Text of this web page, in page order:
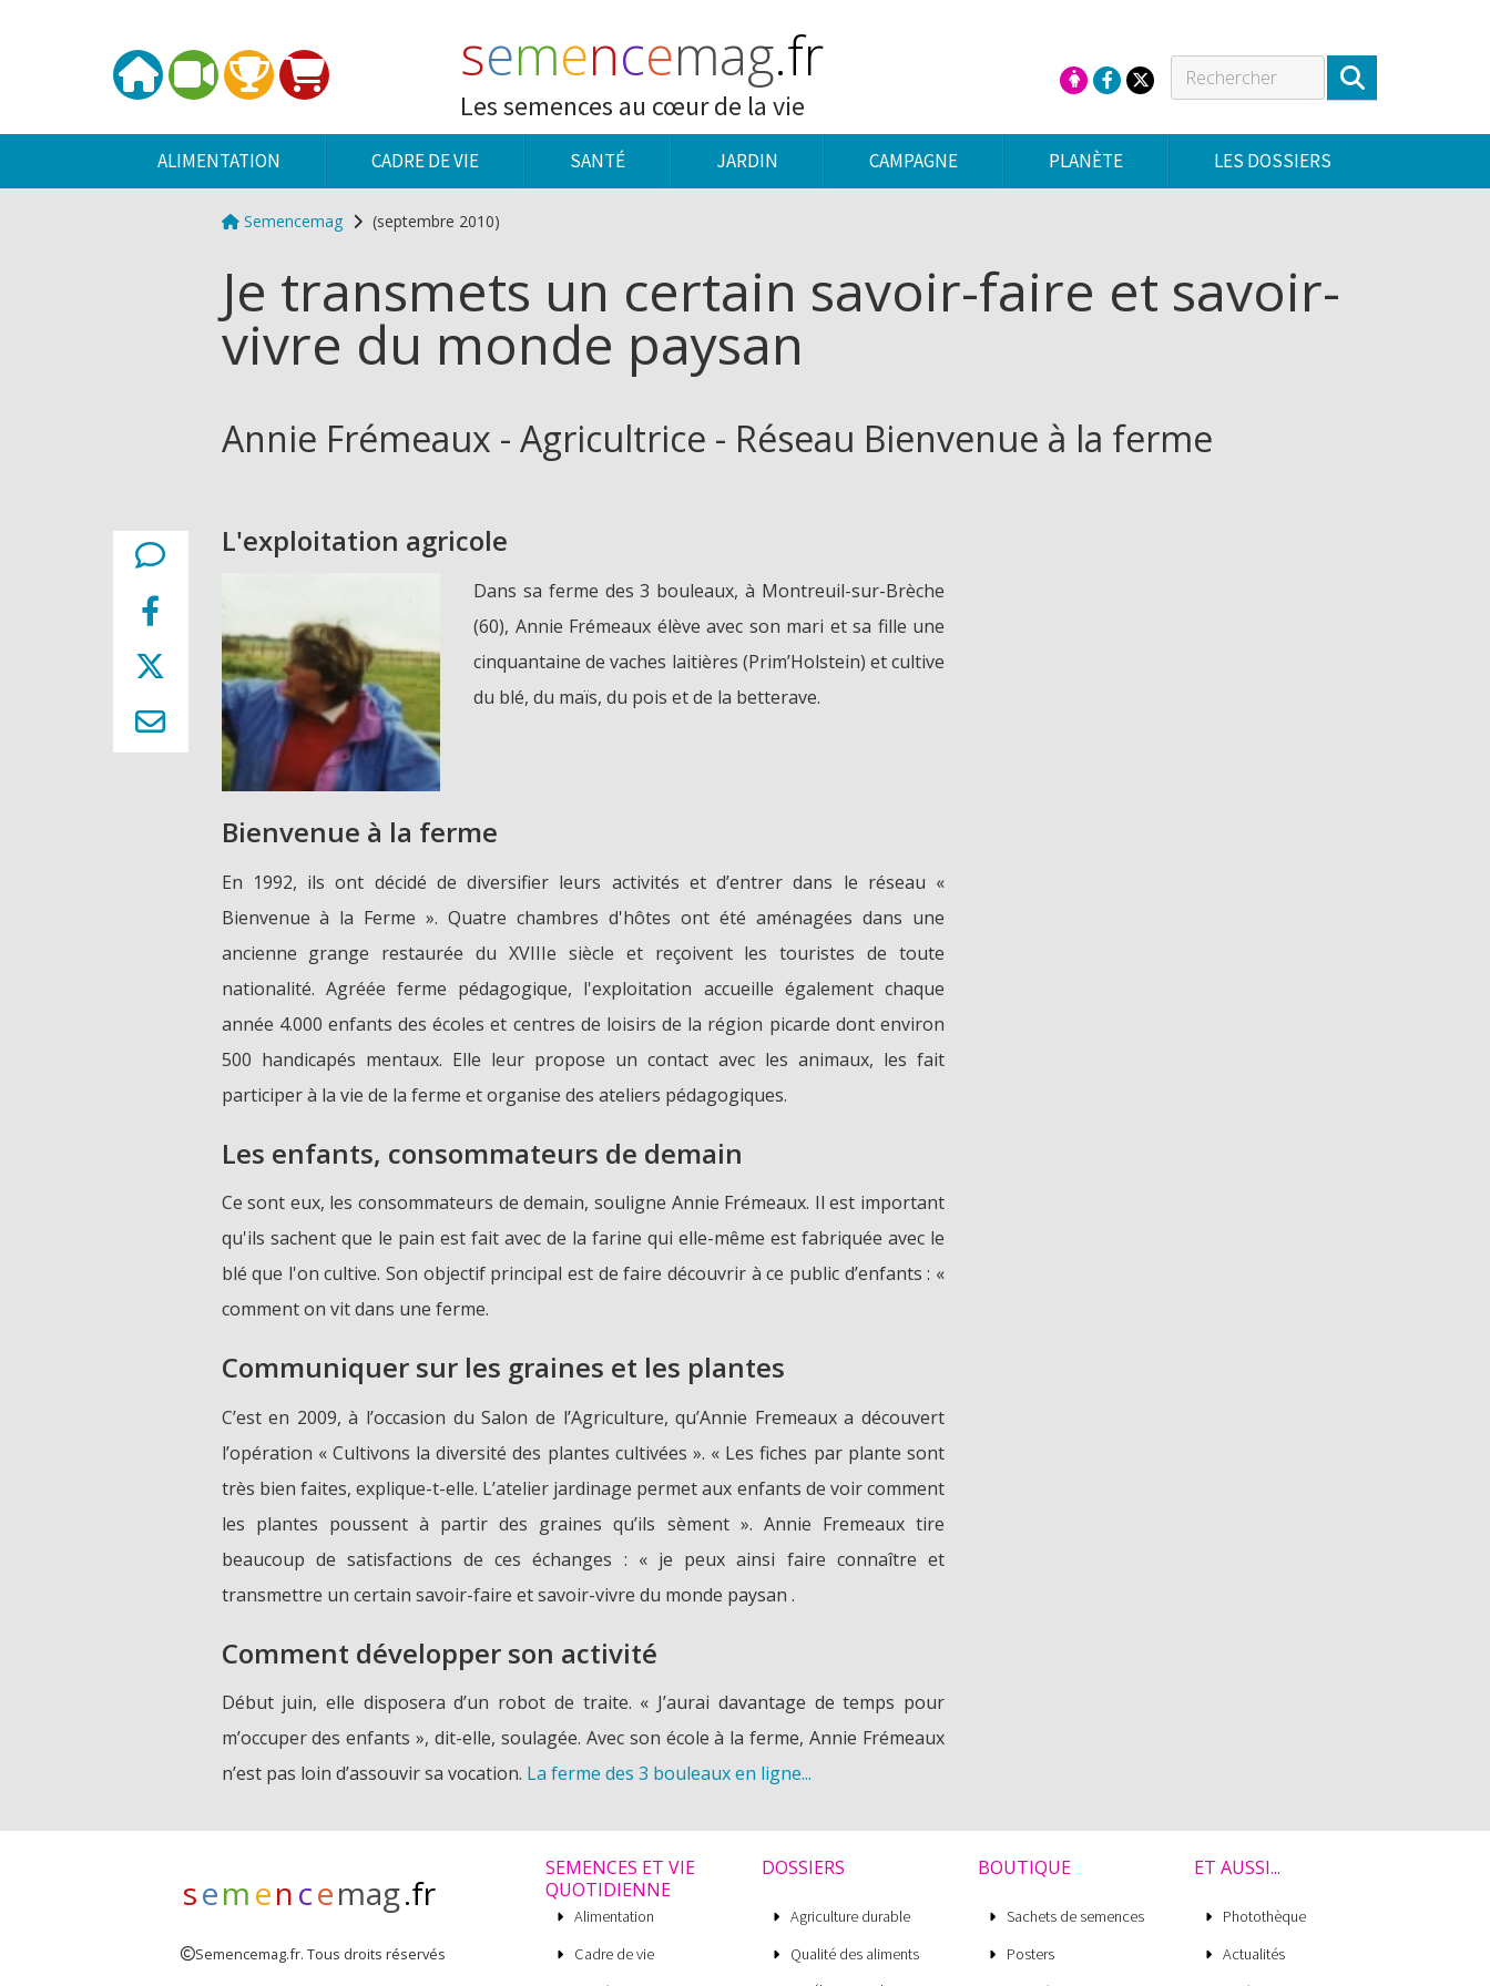
Semencemag (septembre 2010)
Je transmets un certain savoir-faire et savoir-
vivre du monde paysan
Annie Frémeaux - Agricultrice - Réseau Bienvenue à la ferme
L'exploitation agricole
Dans sa ferme des 3 bouleaux, à Montreuil-sur-Brèche
(60), Annie Frémeaux élève avec son mari et sa fille une
cinquantaine de vaches laitières (Prim’Holstein) et cultive
du blé, du maïs, du pois et de la betterave.
Bienvenue à la ferme
En 1992, ils ont décidé de diversifier leurs activités et d’entrer dans le réseau «
Bienvenue à la Ferme ». Quatre chambres d'hôtes ont été aménagées dans une
ancienne grange restaurée du XVIIIe siècle et reçoivent les touristes de toute
nationalité. Agréée ferme pédagogique, l'exploitation accueille également chaque
année 4.000 enfants des écoles et centres de loisirs de la région picarde dont environ
500 handicapés mentaux. Elle leur propose un contact avec les animaux, les fait
participer à la vie de la ferme et organise des ateliers pédagogiques.
Les enfants, consommateurs de demain
Ce sont eux, les consommateurs de demain, souligne Annie Frémeaux. Il est important
qu'ils sachent que le pain est fait avec de la farine qui elle-même est fabriquée avec le
blé que l'on cultive. Son objectif principal est de faire découvrir à ce public d’enfants : «
comment on vit dans une ferme.
Communiquer sur les graines et les plantes
C’est en 2009, à l’occasion du Salon de l’Agriculture, qu’Annie Fremeaux a découvert
l’opération « Cultivons la diversité des plantes cultivées ». « Les fiches par plante sont
très bien faites, explique-t-elle. L’atelier jardinage permet aux enfants de voir comment
les plantes poussent à partir des graines qu’ils sèment ». Annie Fremeaux tire
beaucoup de satisfactions de ces échanges : « je peux ainsi faire connaître et
transmettre un certain savoir-faire et savoir-vivre du monde paysan .
Comment développer son activité
Début juin, elle disposera d’un robot de traite. « J’aurai davantage de temps pour
m’occuper des enfants », dit-elle, soulagée. Avec son école à la ferme, Annie Frémeaux
n’est pas loin d’assouvir sa vocation. La ferme des 3 bouleaux en ligne...
semencemag.fr
Semencemag.fr. Tous droits réservés
SEMENCES ET VIE
QUOTIDIENNE
Alimentation
Cadre de vie
DOSSIERS
Agriculture durable
Qualité des aliments
BOUTIQUE
Sachets de semences
Posters
ET AUSSI...
Photothèque
Actualités
semencemag.fr
Les semences au cœur de la vie
ALIMENTATION CADRE DE VIE SANTÉ JARDIN CAMPAGNE PLANÈTE LES DOSSIERS